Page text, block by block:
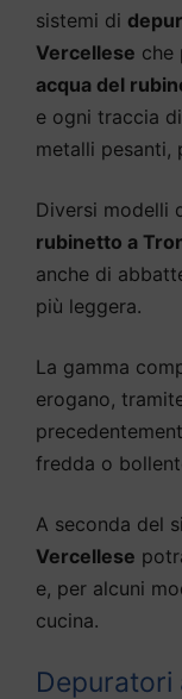
sistemi di
Vercellese che
acqua del
e ogni traccia
metalli pesanti,
Diversi modelli
rubinetto a
anche di
più leggera.
La gamma
erogano,
fredda o
A seconda del
Vercellese
e, per alcuni
cucina.
Depuratori